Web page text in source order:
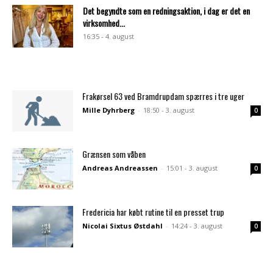
Det begyndte som en redningsaktion, i dag er det en
virksomhed...
16:35 - 4. august
Frakørsel 63 ved Bramdrupdam spærres i tre uger
Mille Dyhrberg - 18:50 - 3. august 0
Grænsen som våben
Andreas Andreassen - 15:01 - 3. august 0
Fredericia har købt rutine til en presset trup
Nicolai Sixtus Østdahl - 14:24 - 3. august 0